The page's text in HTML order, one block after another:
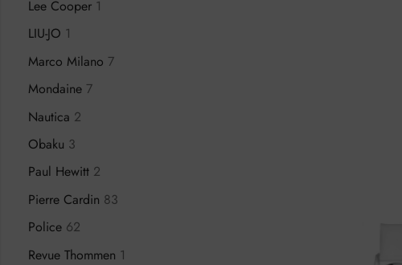
Lee Cooper 1
LIU-JO 1
Marco Milano 7
Mondaine 7
Nautica 2
Obaku 3
Paul Hewitt 2
Pierre Cardin 83
Police 62
Revue Thommen 1